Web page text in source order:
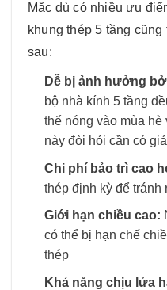
Mặc dù có nhiều ưu
khung thép 5 tầng
sau:
Dễ bị ảnh hưởng
bộ nhà kính 5 tầng
thể nóng vào mùa
này đòi hỏi cần có
Chi phí bảo trì cao
thép định kỳ để tránh
Giới hạn chiều cao:
có thể bị hạn chế
thép
Khả năng chịu lửa